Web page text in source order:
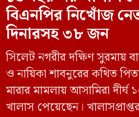
বিএনপির নিখোঁজ
দিনারসহ ৩৮ জন
সিলেট নগরীর দক্ষিণ সুরমায়
ও নায়িকা শাবনুরের কথিত
মারার মামলায় আসামিরা
খালাস পেয়েছেন।